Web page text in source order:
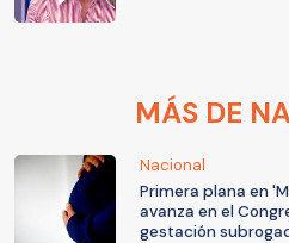
MÁS DE
Nacional
Primera plana en
avanza en el
gestación